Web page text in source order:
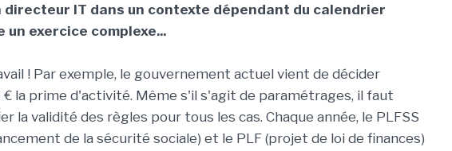
directeur IT dans un contexte dépendant du calendrier
exercice complexe...
! Par exemple, le gouvernement actuel vient de décider
la prime d'activité. Même s'il s'agit de paramétrages, il faut
la validité des règles pour tous les cas. Chaque année, le PLFSS
de la sécurité sociale) et le PLF (projet de loi de finances)